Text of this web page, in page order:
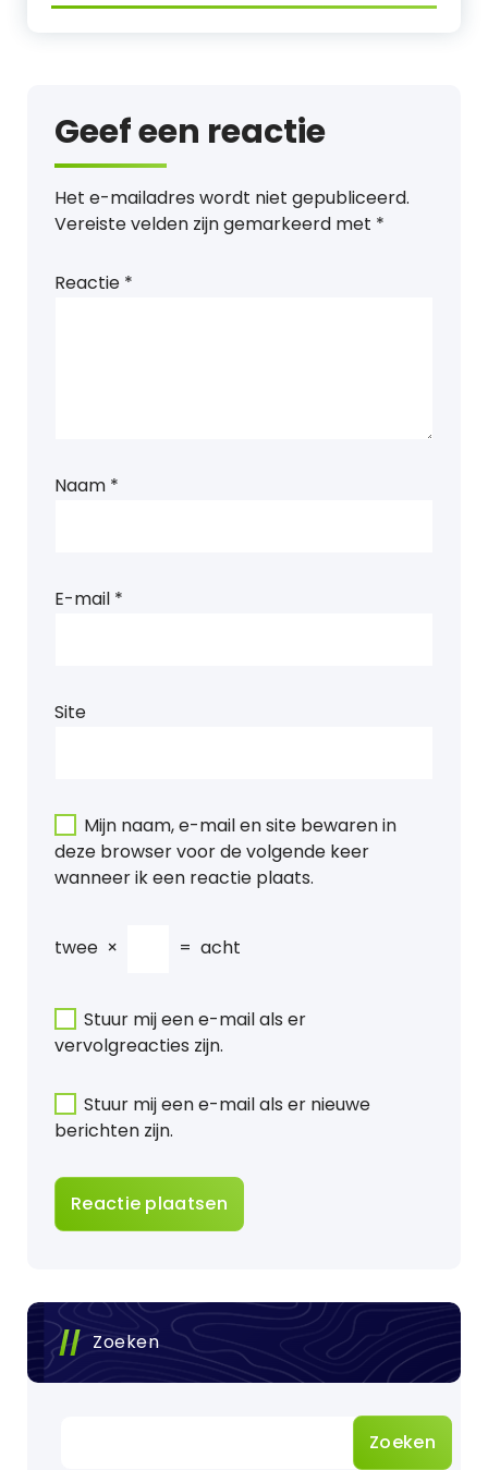
Geef een reactie
Het e-mailadres wordt niet gepubliceerd.
Vereiste velden zijn gemarkeerd met *
Reactie *
Naam *
E-mail *
Site
Mijn naam, e-mail en site bewaren in
deze browser voor de volgende keer
wanneer ik een reactie plaats.
twee × = acht
Stuur mij een e-mail als er
vervolgreacties zijn.
Stuur mij een e-mail als er nieuwe
berichten zijn.
Zoeken
Zoeken